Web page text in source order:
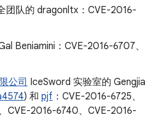
团队的 dragonltx：CVE-2016-
Beniamini：CVE-2016-6707、
公司 IceSword 实验室的 Gengjia
) 和 pjf ：CVE-2016-6725、
CVE-2016-6740、CVE-2016-